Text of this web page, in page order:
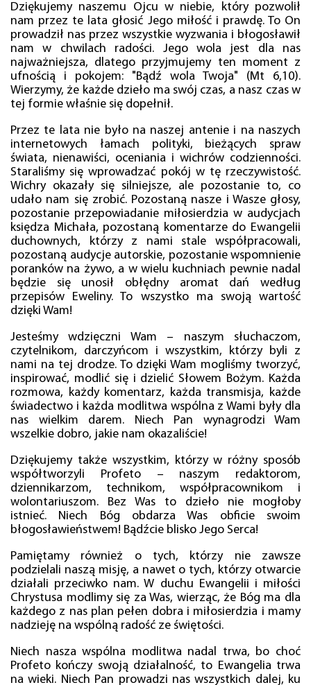
Dziękujemy naszemu Ojcu w niebie, który pozwolił
nam przez te lata głosić Jego miłość i prawdę. To On
prowadził nas przez wszystkie wyzwania i błogosławił
nam w chwilach radości. Jego wola jest dla nas
najważniejsza, dlatego przyjmujemy ten moment z
ufnością i pokojem: "Bądź wola Twoja" (Mt 6,10).
Wierzymy, że każde dzieło ma swój czas, a nasz czas w
tej formie właśnie się dopełnił.
Przez te lata nie było na naszej antenie i na naszych
internetowych łamach polityki, bieżących spraw
świata, nienawiści, oceniania i wichrów codzienności.
Staraliśmy się wprowadzać pokój w tę rzeczywistość.
Wichry okazały się silniejsze, ale pozostanie to, co
udało nam się zrobić. Pozostaną nasze i Wasze głosy,
pozostanie przepowiadanie miłosierdzia w audycjach
księdza Michała, pozostaną komentarze do Ewangelii
duchownych, którzy z nami stale współpracowali,
pozostaną audycje autorskie, pozostanie wspomnienie
poranków na żywo, a w wielu kuchniach pewnie nadal
będzie się unosił obłędny aromat dań według
przepisów Eweliny. To wszystko ma swoją wartość
dzięki Wam!
Jesteśmy wdzięczni Wam – naszym słuchaczom,
czytelnikom, darczyńcom i wszystkim, którzy byli z
nami na tej drodze. To dzięki Wam mogliśmy tworzyć,
inspirować, modlić się i dzielić Słowem Bożym. Każda
rozmowa, każdy komentarz, każda transmisja, każde
świadectwo i każda modlitwa wspólna z Wami były dla
nas wielkim darem. Niech Pan wynagrodzi Wam
wszelkie dobro, jakie nam okazaliście!
Dziękujemy także wszystkim, którzy w różny sposób
współtworzyli Profeto – naszym redaktorom,
dziennikarzom, technikom, współpracownikom i
wolontariuszom. Bez Was to dzieło nie mogłoby
istnieć. Niech Bóg obdarza Was obficie swoim
błogosławieństwem! Bądźcie blisko Jego Serca!
Pamiętamy również o tych, którzy nie zawsze
podzielali naszą misję, a nawet o tych, którzy otwarcie
działali przeciwko nam. W duchu Ewangelii i miłości
Chrystusa modlimy się za Was, wierząc, że Bóg ma dla
każdego z nas plan pełen dobra i miłosierdzia i mamy
nadzieję na wspólną radość ze świętości.
Niech nasza wspólna modlitwa nadal trwa, bo choć
Profeto kończy swoją działalność, to Ewangelia trwa
na wieki. Niech Pan prowadzi nas wszystkich dalej, ku